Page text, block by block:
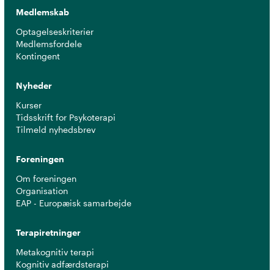
Medlemskab
Optagelseskriterier
Medlemsfordele
Kontingent
Nyheder
Kurser
Tidsskrift for Psykoterapi
Tilmeld nyhedsbrev
Foreningen
Om foreningen
Organisation
EAP - Europæisk samarbejde
Terapiretninger
Metakognitiv terapi
Kognitiv adfærdsterapi